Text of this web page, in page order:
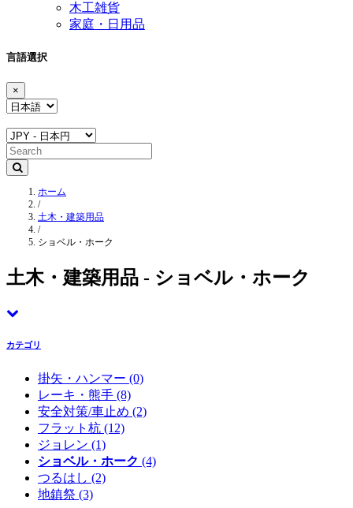
木工雑貨
家庭・日用品
言語選択
×
ホーム
/
土木・建築用品
/
ショベル・ホーク
土木・建築用品 - ショベル・ホーク
カテゴリ
掛矢・ハンマー (0)
レーキ・熊手 (8)
安全対策/車止め (2)
フラット杭 (12)
ジョレン (1)
ショベル・ホーク (4)
つるはし (2)
地鎮祭 (3)